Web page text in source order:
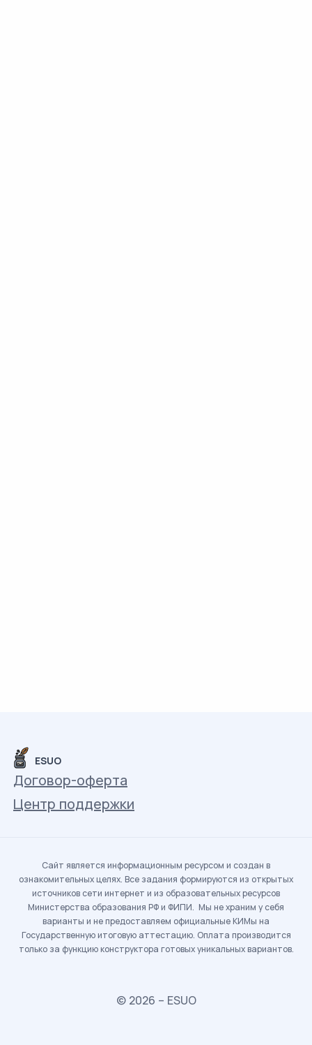
ESUO
Договор-оферта
Центр поддержки
Сайт является информационным ресурсом и создан в
ознакомительных целях. Все задания формируются из открытых
источников сети интернет и из образовательных ресурсов
Министерства образования РФ и ФИПИ. Мы не храним у себя
варианты и не предоставляем официальные КИМы на
Государственную итоговую аттестацию. Оплата производится
только за функцию конструктора готовых уникальных вариантов.
© 2026 – ESUO